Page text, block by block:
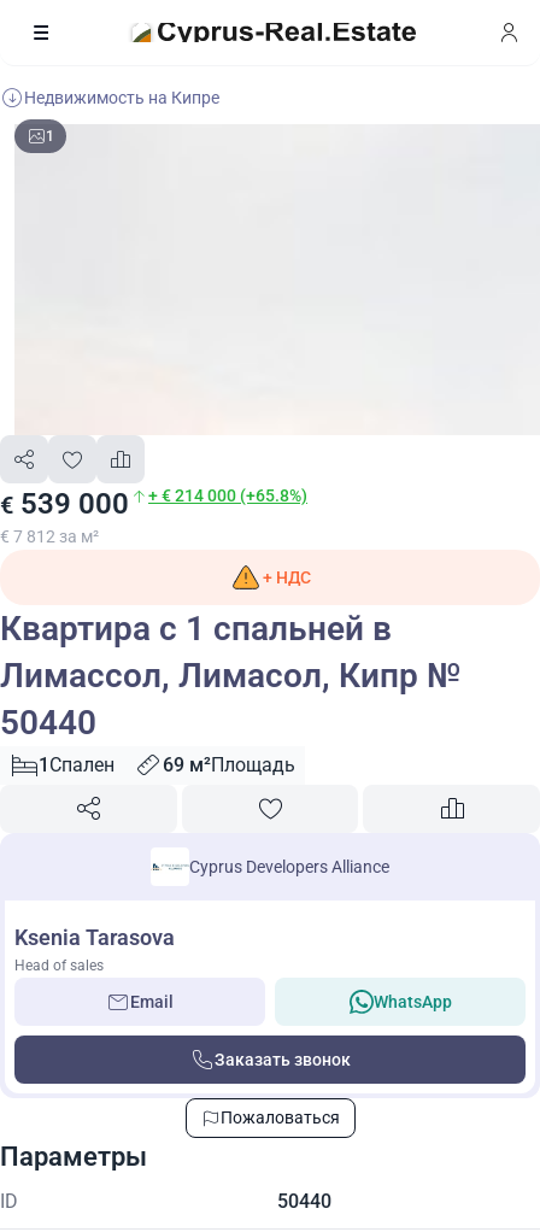
Недвижимость на Кипре
1
€ 539 000 + € 214 000 (+65.8%)
€ 7 812 за м²
+ НДС
Квартира с 1 спальней в
Лимассол, Лимасол, Кипр №
50440
1 Спален 69 м²Площадь
Cyprus Developers Alliance
Ksenia Tarasova
Head of sales
Email WhatsApp
Заказать звонок
Пожаловаться
Параметры
ID 50440